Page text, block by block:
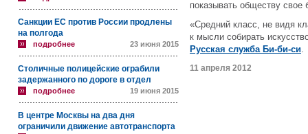
Санкции ЕС против России продлены
на полгода
подробнее 23 июня 2015
Столичные полицейские ограбили
задержанного по дороге в отдел
подробнее 19 июня 2015
В центре Москвы на два дня
ограничили движение автотранспорта
показывать обществу свое
«Средний класс, не видя
к мысли собирать
Русская служба Би-би-си.
11 апреля 2012